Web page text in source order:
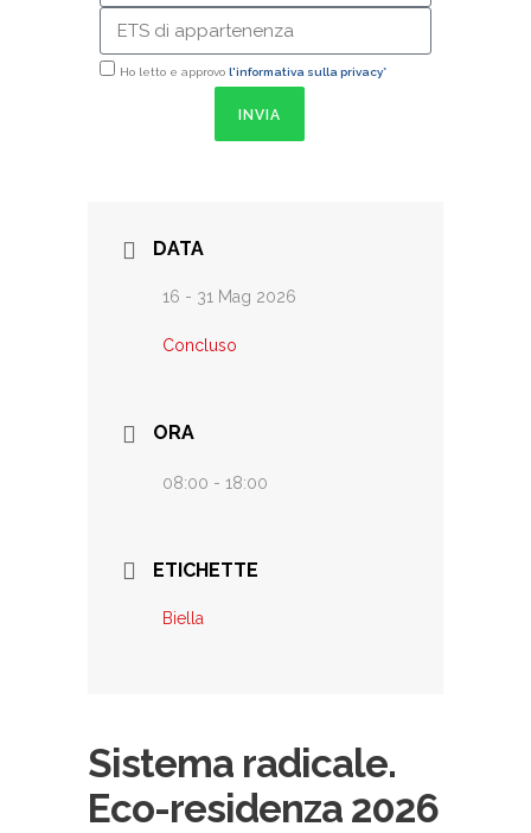
Ho letto e approvo l'informativa sulla privacy*
INVIA
DATA
16 - 31 Mag 2026
Concluso
ORA
08:00 - 18:00
ETICHETTE
Biella
Sistema radicale.
Eco-residenza 2026